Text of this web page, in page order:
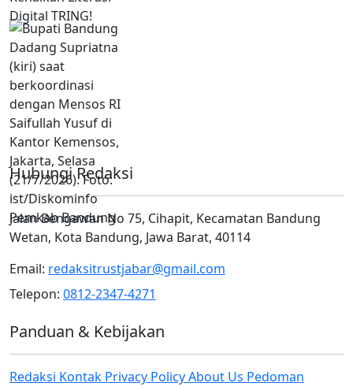
Hubungi Redaksi
Jalan Bengawan No 75, Cihapit, Kecamatan Bandung
Wetan, Kota Bandung, Jawa Barat, 40114
Email: redaksitrustjabar@gmail.com
Telepon: 0812-2347-4271
Panduan & Kebijakan
Redaksi Kontak Privacy PolicyAbout Us Pedoman